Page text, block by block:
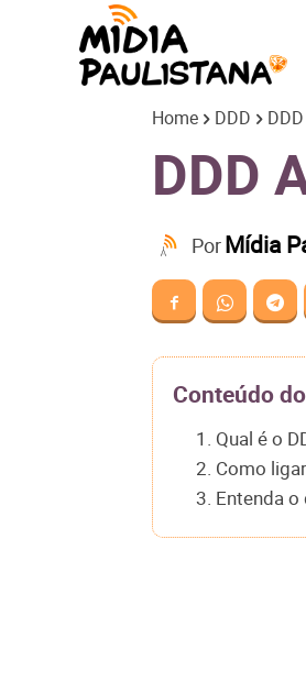
Home DDD
DDD
PorMídia
Conteúdo
1. Qual é o
2. Como
3. Entenda o